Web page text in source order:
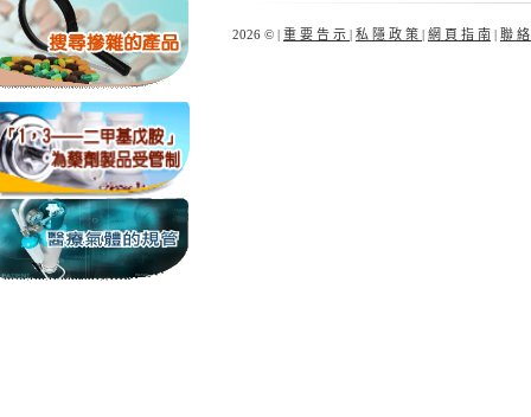
2026 © | 重 要 告 示 | 私 隱 政 策 | 網 頁 指 南 | 聯